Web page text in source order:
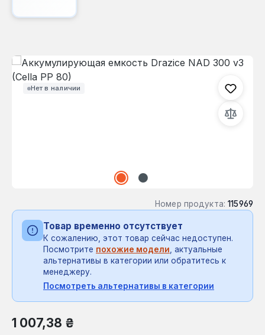
Нет в наличии
Пропустить галерею изображений
Номер продукта: 115969
Товар временно отсутствует
К сожалению, этот товар сейчас недоступен.
Посмотрите похожие модели, актуальные
альтернативы в категории или обратитесь к
менеджеру.
Посмотреть альтернативы в категории
Обычная цена:
1 007,38 ₴